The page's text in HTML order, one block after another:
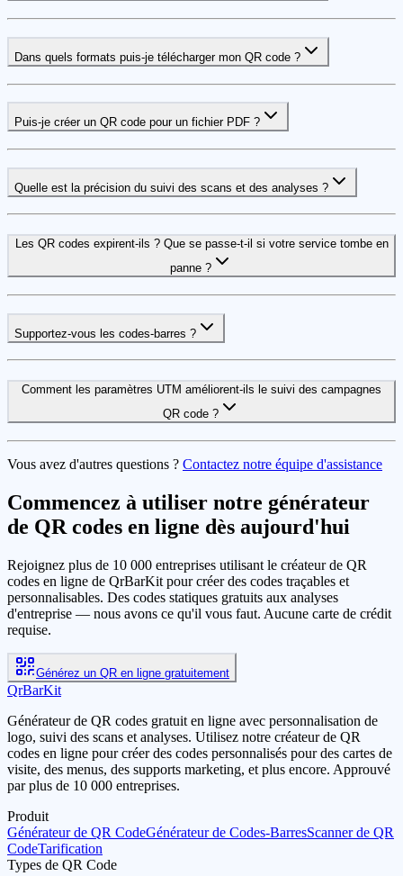
Dans quels formats puis-je télécharger mon QR code ?
Puis-je créer un QR code pour un fichier PDF ?
Quelle est la précision du suivi des scans et des analyses ?
Les QR codes expirent-ils ? Que se passe-t-il si votre service tombe en
panne ?
Supportez-vous les codes-barres ?
Comment les paramètres UTM améliorent-ils le suivi des campagnes
QR code ?
Vous avez d'autres questions ? Contactez notre équipe d'assistance
Commencez à utiliser notre générateur
de QR codes en ligne dès aujourd'hui
Rejoignez plus de 10 000 entreprises utilisant le créateur de QR
codes en ligne de QrBarKit pour créer des codes traçables et
personnalisables. Des codes statiques gratuits aux analyses
d'entreprise — nous avons ce qu'il vous faut. Aucune carte de crédit
requise.
Générez un QR en ligne gratuitement
QrBarKit
Générateur de QR codes gratuit en ligne avec personnalisation de
logo, suivi des scans et analyses. Utilisez notre créateur de QR
codes en ligne pour créer des codes personnalisés pour des cartes de
visite, des menus, des supports marketing, et plus encore. Approuvé
par plus de 10 000 entreprises.
Produit
Générateur de QR CodeGénérateur de Codes-BarresScanner de QR
CodeTarification
Types de QR Code